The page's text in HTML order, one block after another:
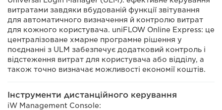
витратами завдяки вбудованій функції звітування
для автоматичного визначення й контролю витрат
для кожного користувача. uniFLOW Online Express: це
централізоване хмарне програмне рішення у
поєднанні з ULM забезпечує додатковий контроль і
відстеження витрат для користувача або відділу, а
також точно визначає можливості економії коштів.
Інструменти дистанційного керування
iW Management Console: